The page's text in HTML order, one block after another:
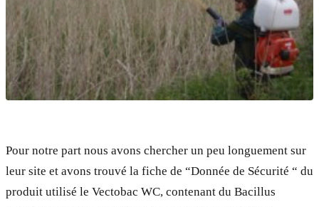
Pour notre part nous avons chercher un peu longuement sur
leur site et avons trouvé la fiche de “Donnée de Sécurité “ du
produit utilisé le Vectobac WC, contenant du Bacillus